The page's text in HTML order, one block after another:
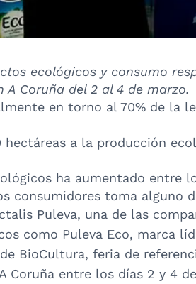
ecológicos y consumo
Coruña del 2 al 4 de marzo.
en torno al 70% de la
hectáreas a la producción
ha aumentado entre
consumidores toma alguno
Puleva, una de las
como Puleva Eco, marca
BioCultura, feria de
Coruña entre los días 2 y 4